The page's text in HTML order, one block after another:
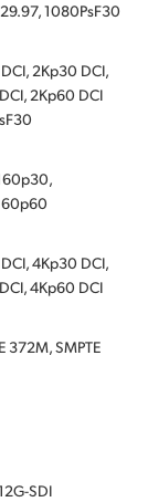
1080PsF30
2Kp30 DCI,
2Kp60 DCI
4Kp30 DCI,
4Kp60 DCI
372M, SMPTE
SDI